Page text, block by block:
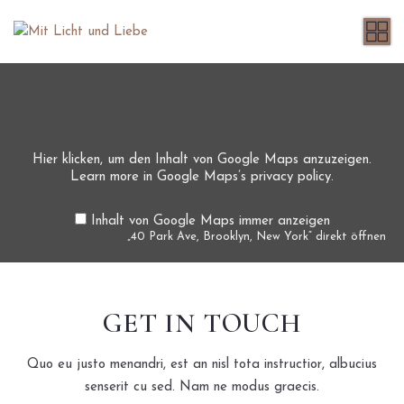
Hier klicken, um den Inhalt von Google Maps anzuzeigen.
Learn more in Google Maps’s privacy policy.
Inhalt von Google Maps immer anzeigen
„40 Park Ave, Brooklyn, New York“ direkt öffnen
GET IN TOUCH
Quo eu justo menandri, est an nisl tota instructior, albucius
senserit cu sed. Nam ne modus graecis.